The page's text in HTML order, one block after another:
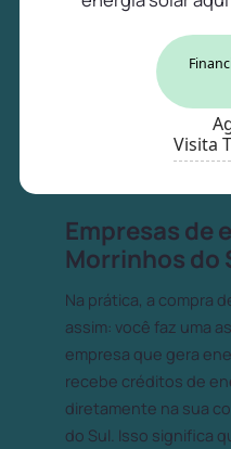
Visita
Empresas de
Morrinhos do
Na prática, a compra
assim: você faz uma
empresa que gera
recebe créditos de
diretamente na sua
do Sul. Isso significa